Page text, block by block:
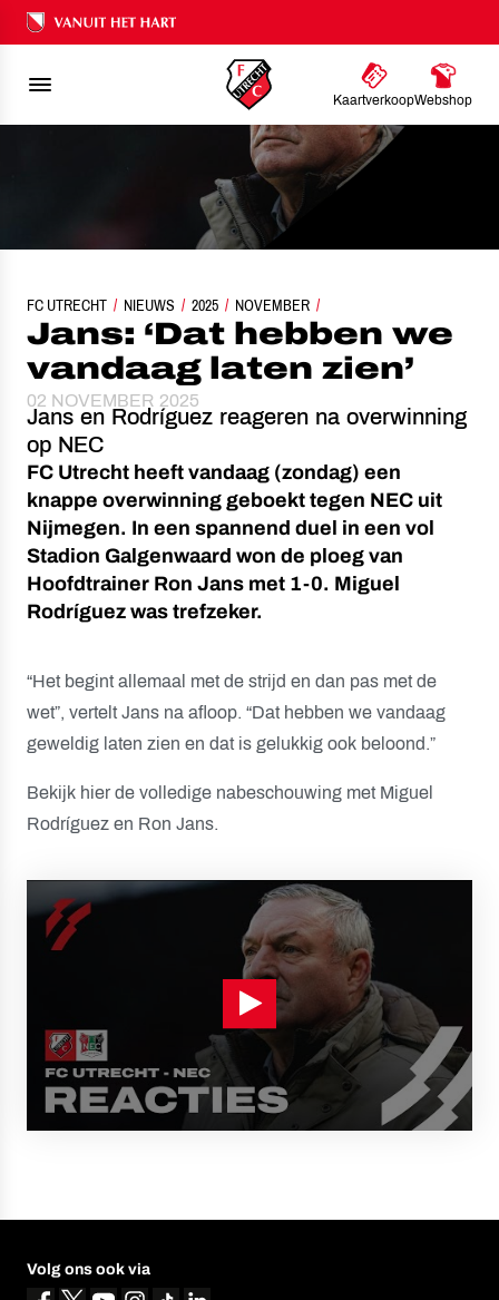
Ons nalatenschap
KaartverkoopWebshop
FC UTRECHT NIEUWS 2025 NOVEMBER
JANS: ‘DAT HEBBEN WE VANDAAG LATEN ZIEN’
Jans: ‘Dat hebben we
vandaag laten zien’
02 NOVEMBER 2025
Jans en Rodríguez reageren na overwinning
op NEC
FC Utrecht heeft vandaag (zondag) een
knappe overwinning geboekt tegen NEC uit
Nijmegen. In een spannend duel in een vol
Stadion Galgenwaard won de ploeg van
Hoofdtrainer Ron Jans met 1-0. Miguel
Rodríguez was trefzeker.
“Het begint allemaal met de strijd en dan pas met de
wet”, vertelt Jans na afloop. “Dat hebben we vandaag
geweldig laten zien en dat is gelukkig ook beloond.”
Bekijk hier de volledige nabeschouwing met Miguel
Rodríguez en Ron Jans.
Volg ons ook via